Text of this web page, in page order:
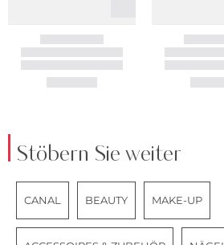
Stöbern Sie weiter
CANAL BEAUTY MAKE-UP